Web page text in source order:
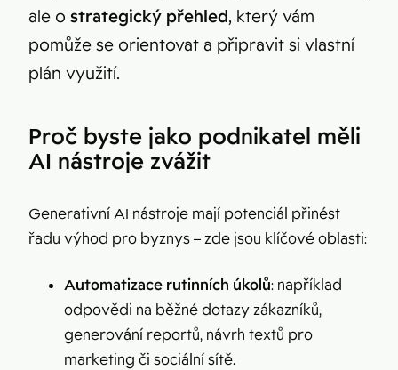
ale o strategický přehled, který vám
pomůže se orientovat a připravit si vlastní
plán využití.
Proč byste jako podnikatel měli
AI nástroje zvážit
Generativní AI nástroje mají potenciál přinést
řadu výhod pro byznys – zde jsou klíčové oblasti:
Automatizace rutinních úkolů: například
odpovědi na běžné dotazy zákazníků,
generování reportů, návrh textů pro
marketing či sociální sítě.